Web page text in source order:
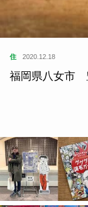
住 2020.12.18
福岡県八女市